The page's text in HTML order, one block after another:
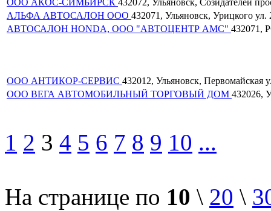
АЛЬФА АВТОСАЛОН ООО 432071, Ульяновск, Урицкого
АВТОСАЛОН HONDA, ООО "АВТОЦЕНТР АМС" 432071,
ООО АНТИКОР-СЕРВИС 432012, Ульяновск, Первомайская
ООО ВЕГА АВТОМОБИЛЬНЫЙ ТОРГОВЫЙ ДОМ 432026,
1 2 3 4 5 6 7 8 9 10 ...
На странице по 10 \ 20 \